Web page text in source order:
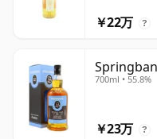
￥22万 ?
700ml • 55.8%
￥23万 ?